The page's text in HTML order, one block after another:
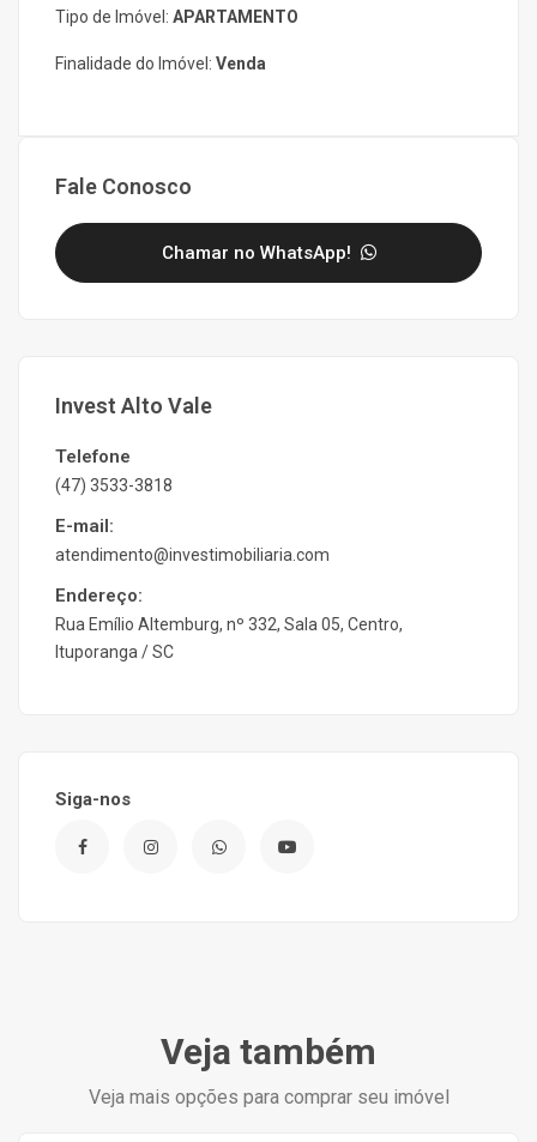
Tipo de Imóvel: APARTAMENTO
Finalidade do Imóvel: Venda
Fale Conosco
Chamar no WhatsApp!
Invest Alto Vale
Telefone
(47) 3533-3818
E-mail:
atendimento@investimobiliaria.com
Endereço:
Rua Emílio Altemburg, nº 332, Sala 05, Centro,
Ituporanga / SC
Siga-nos
Veja também
Veja mais opções para comprar seu imóvel